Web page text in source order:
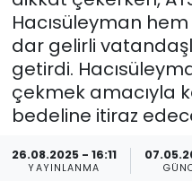
Hacısüleyman
dar gelirli
getirdi.
çekmek amacıyla
bedeline itiraz
26.08.2025 - 16:11
YAYINLANMA
Spor
Teknoloji
Resmi İlanlar
Teknoloji
Yaşam
Künye
Gizlilik